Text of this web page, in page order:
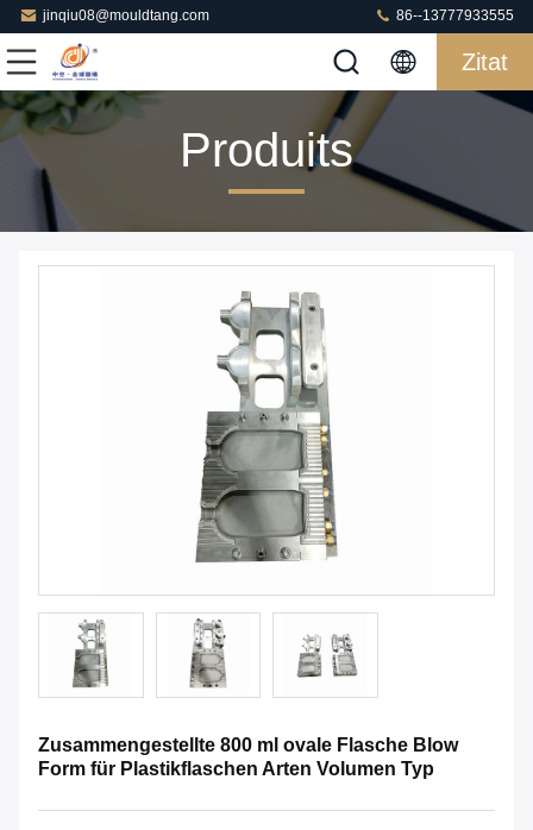
jinqiu08@mouldtang.com 86--13777933555
Zitat
Produits
Zusammengestellte 800 ml ovale Flasche Blow
Form für Plastikflaschen Arten Volumen Typ